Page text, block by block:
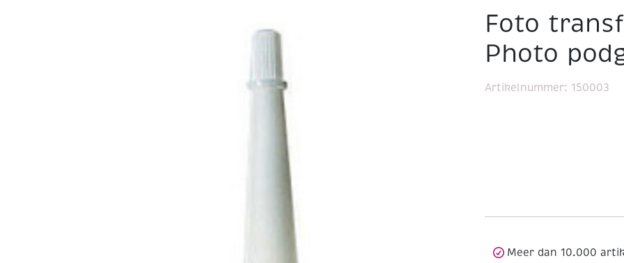
Foto transfermedium / Photo podge 3-d lak, 80 ml
Foto
Photo
Artikelnummer: 150003
Meer dan 10.000